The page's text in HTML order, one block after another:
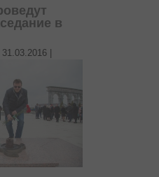
в
31.03.2016